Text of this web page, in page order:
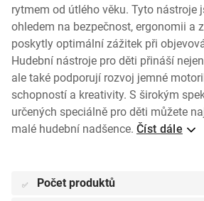
rytmem od útlého věku. Tyto nástroje
ohledem na bezpečnost, ergonomii a
poskytly optimální zážitek při
Hudební nástroje pro děti přináší
ale také podporují rozvoj jemné
schopností a kreativity. S širokým
určených speciálně pro děti můžete
malé hudební nadšence. Číst dále
✅ Počet produktů